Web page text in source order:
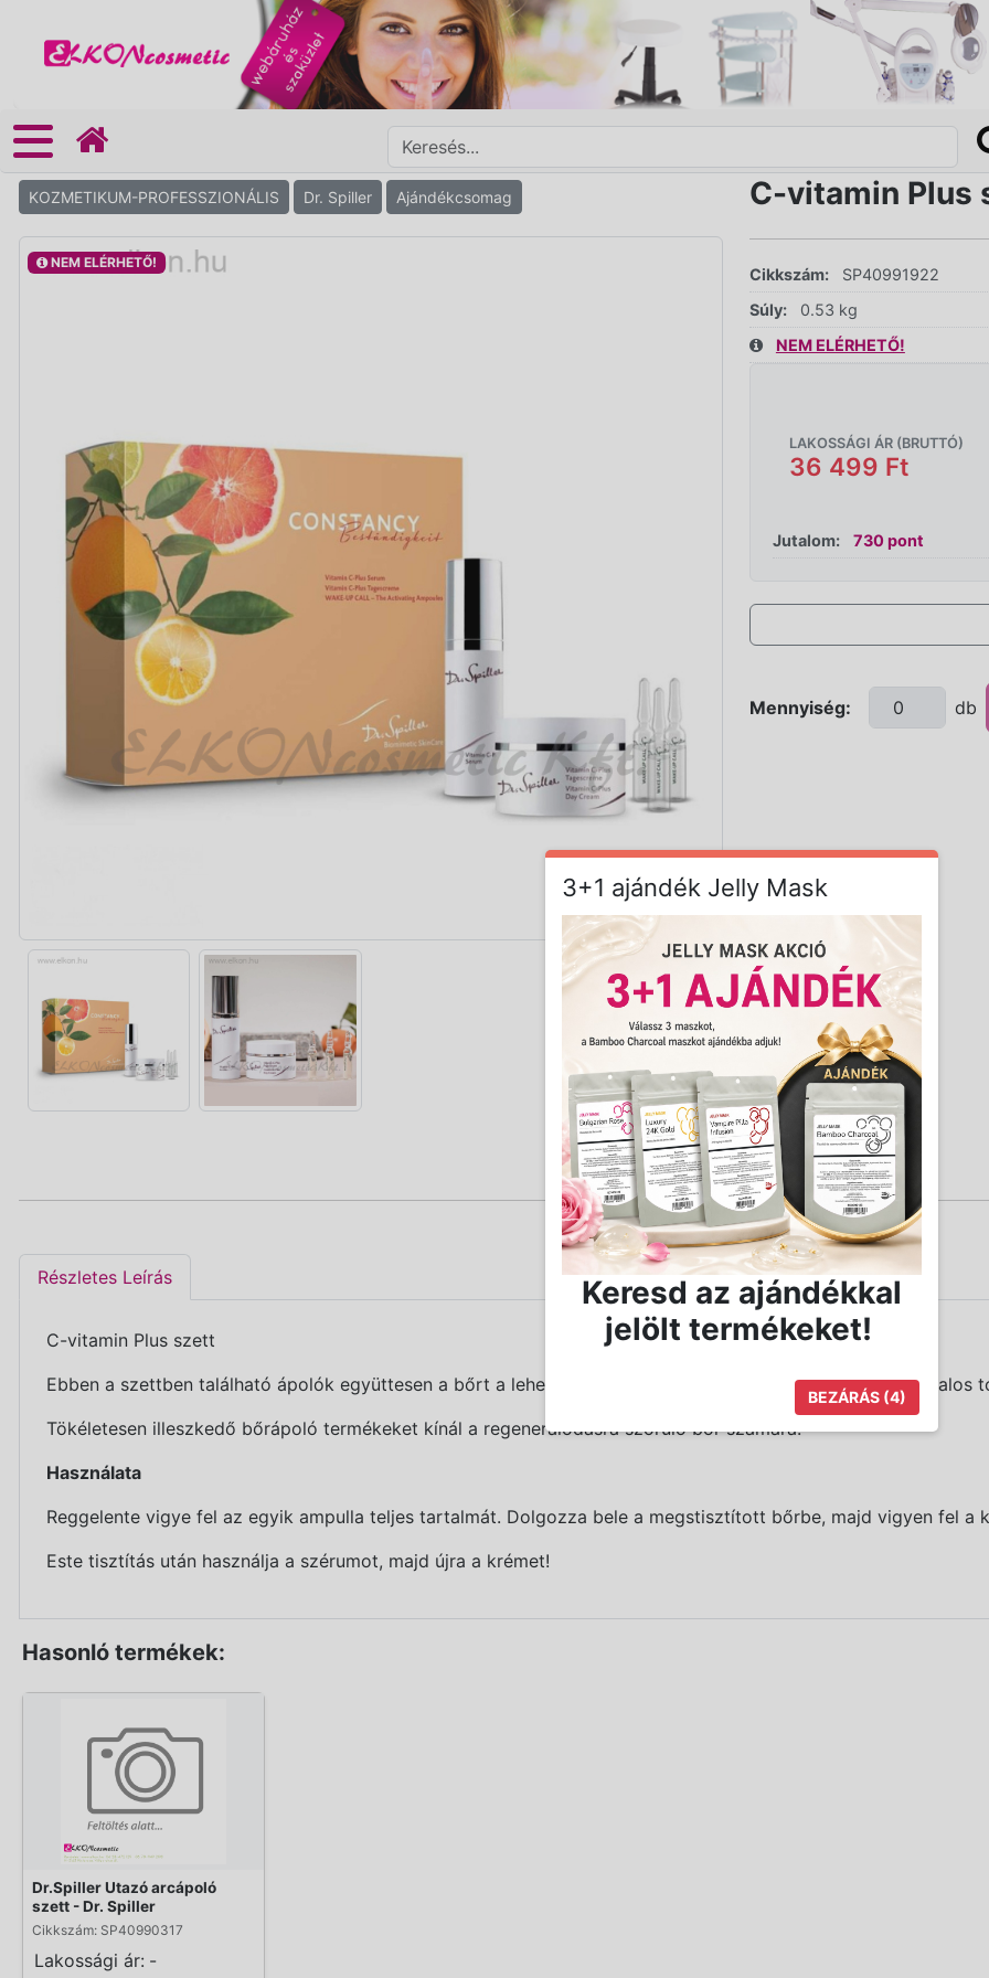
KOZMETIKUM-PROFESSZIONÁLIS Dr. Spiller Ajándékcsomag
NEM ELÉRHETŐ!
C-vitamin Plus
Cikkszám:
SP40991922
Súly:
0.53 kg
NEM ELÉRHETŐ!
LAKOSSÁGI ÁR (BRUTTÓ)
36 499 Ft
Jutalom: 730 pont
Mennyiség: db
Részletes Leírás
C-vitamin Plus szett
Ebben a szettben található ápolók együttesen a bőrt a lehető legjobban támogatja és segíti megőrizni fiatalos
Tökéletesen illeszkedő bőrápoló termékeket kínál a regenerálódásra szoruló bőr számára.
Használata
Reggelente vigye fel az egyik ampulla teljes tartalmát. Dolgozza bele a megstisztított bőrbe, majd vigyen fel a
Este tisztítás után használja a szérumot, majd újra a krémet!
Hasonló termékek:
Dr.Spiller Utazó arcápoló
szett - Dr. Spiller
Cikkszám: SP40990317
Lakossági ár: -
3+1 ajándék Jelly Mask
Keresd az ajándékkal
jelölt termékeket!
BEZÁRÁS (4)